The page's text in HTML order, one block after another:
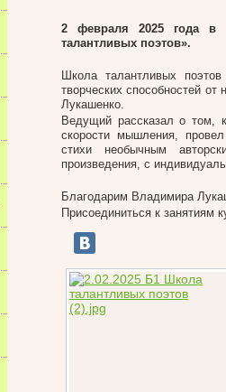
2 февраля 2025 года в
талантливых поэтов».
Школа талантливых
творческих способностей
Лукашенко.
Ведущий рассказал о том,
скорости мышления,
стихи необычным
произведения, с
Благодарим Владимира
Присоединиться к занятиям